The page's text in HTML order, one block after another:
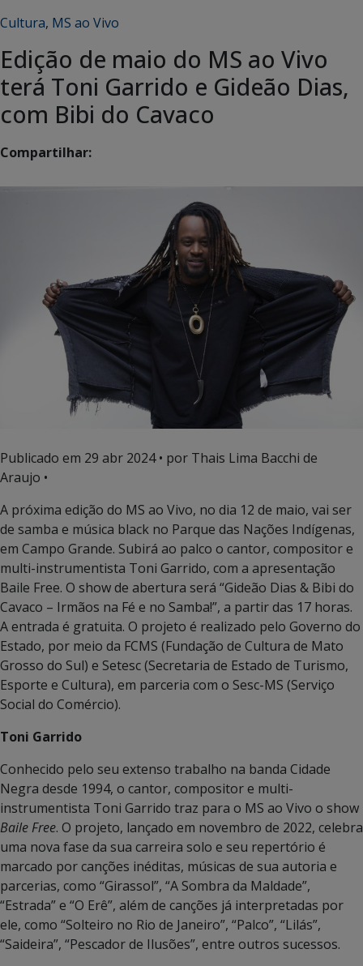
Cultura, MS ao Vivo
Edição de maio do MS ao Vivo
terá Toni Garrido e Gideão Dias,
com Bibi do Cavaco
Compartilhar:
Publicado em 29 abr 2024• por Thais Lima Bacchi de
Araujo •
A próxima edição do MS ao Vivo, no dia 12 de maio, vai ser
de samba e música black no Parque das Nações Indígenas,
em Campo Grande. Subirá ao palco o cantor, compositor e
multi-instrumentista Toni Garrido, com a apresentação
Baile Free. O show de abertura será “Gideão Dias & Bibi do
Cavaco – Irmãos na Fé e no Samba!”, a partir das 17 horas.
A entrada é gratuita. O projeto é realizado pelo Governo do
Estado, por meio da FCMS (Fundação de Cultura de Mato
Grosso do Sul) e Setesc (Secretaria de Estado de Turismo,
Esporte e Cultura), em parceria com o Sesc-MS (Serviço
Social do Comércio).
Toni Garrido
Conhecido pelo seu extenso trabalho na banda Cidade
Negra desde 1994, o cantor, compositor e multi-
instrumentista Toni Garrido traz para o MS ao Vivo o show
Baile Free. O projeto, lançado em novembro de 2022, celebra
uma nova fase da sua carreira solo e seu repertório é
marcado por canções inéditas, músicas de sua autoria e
parcerias, como “Girassol”, “A Sombra da Maldade”,
“Estrada” e “O Erê”, além de canções já interpretadas por
ele, como “Solteiro no Rio de Janeiro”, “Palco”, “Lilás”,
“Saideira”, “Pescador de Ilusões”, entre outros sucessos.